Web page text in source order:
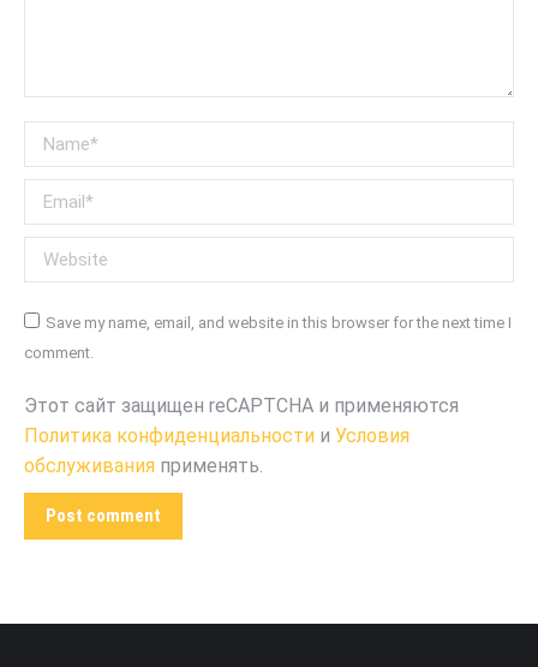
Name *
Email *
Website
Save my name, email, and website in this browser for the next time I
comment.
Этот сайт защищен reCAPTCHA и применяются
Политика конфиденциальности и Условия
обслуживания применять.
Post comment